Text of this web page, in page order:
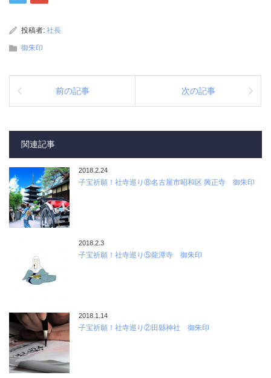
投稿者: 社長
御朱印
前の記事 次の記事
関連記事
2018.2.24
子宝祈願！社寺巡り⑧名古屋市昭和区 興正寺 御朱印
2018.2.3
子宝祈願！社寺巡り⑤龍潭寺 御朱印
2018.1.14
子宝祈願！社寺巡り②田縣神社 御朱印